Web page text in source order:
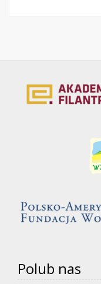
Polub nas